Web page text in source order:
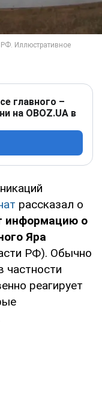
главного –
на OBOZ.UA в
рассказал о
информацию о
Яра
РФ). Обычно
частности
реагирует